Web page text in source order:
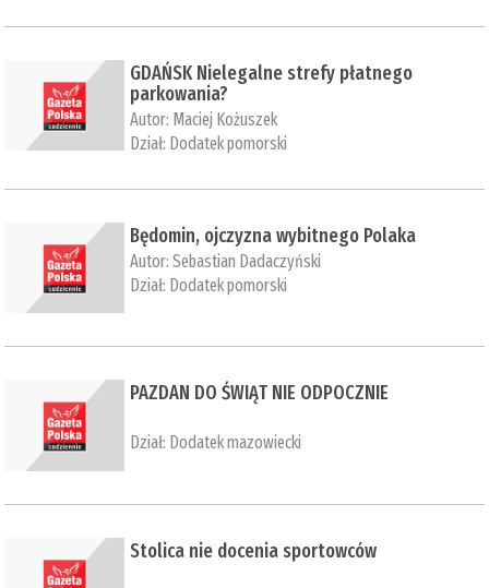
GDAŃSK Nielegalne strefy płatnego
parkowania?
Autor: Maciej Kożuszek
Dział: Dodatek pomorski
Będomin, ojczyzna wybitnego Polaka
Autor:Sebastian Dadaczyński
Dział: Dodatek pomorski
PAZDAN DO ŚWIĄT NIE ODPOCZNIE
Dział: Dodatek mazowiecki
Stolica nie docenia sportowców